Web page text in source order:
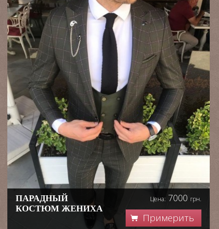
ПАРАДНЫЙ
КОСТЮМ ЖЕНИХА
Цена: 7000 грн.
Примерить